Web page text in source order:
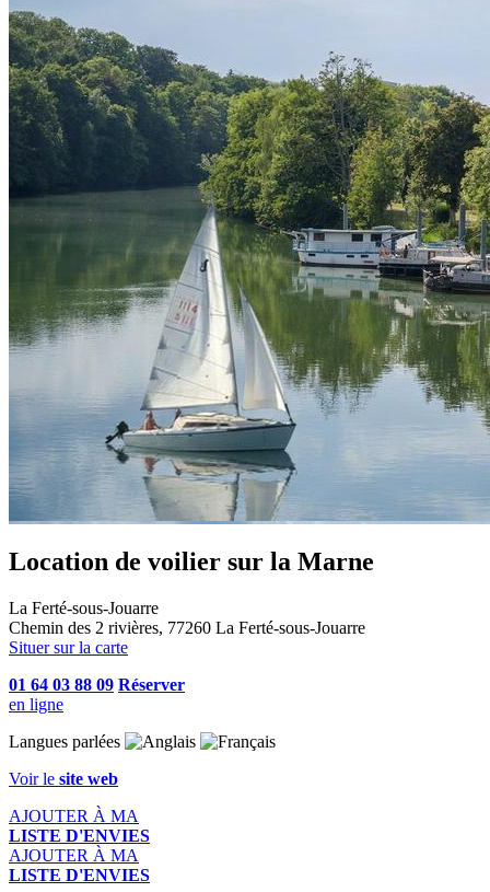
Location de voilier sur la Marne
La Ferté-sous-Jouarre
Chemin des 2 rivières, 77260 La Ferté-sous-Jouarre
Situer sur la carte
01 64 03 88 09 Réserver
en ligne
Langues parlées
Voir le site web
AJOUTER À MA
LISTE D'ENVIES
AJOUTER À MA
LISTE D'ENVIES